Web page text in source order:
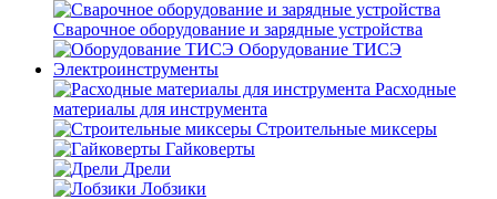
Сварочное оборудование и зарядные устройства
Оборудование ТИСЭ
Электроинструменты
Расходные
материалы для инструмента
Строительные миксеры
Гайковерты
Дрели
Лобзики